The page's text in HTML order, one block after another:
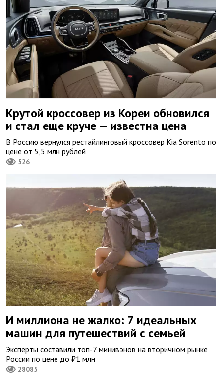
Крутой кроссовер из Кореи обновился
и стал еще круче — известна цена
В Россию вернулся рестайлинговый кроссовер Kia Sorento по
цене от 5,5 млн рублей
526
И миллиона не жалко: 7 идеальных
машин для путешествий с семьей
Эксперты составили топ-7 минивэнов на вторичном рынке
России по цене до ₽1 млн
28085